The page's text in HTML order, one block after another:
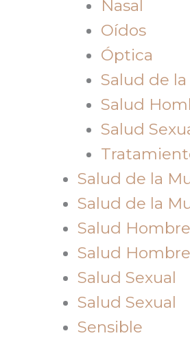
Nasal
Oídos
Óptica
Salud de
Salud
Salud
Salud de la
Salud de la
Salud Hombre
Salud Hombre
Salud Sexual
Salud Sexual
Sensible